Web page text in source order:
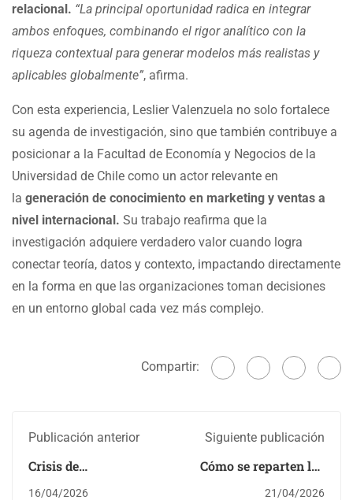
relacional. “La principal oportunidad radica en integrar
ambos enfoques, combinando el rigor analítico con la
riqueza contextual para generar modelos más realistas y
aplicables globalmente”, afirma.
Con esta experiencia, Leslier Valenzuela no solo fortalece
su agenda de investigación, sino que también contribuye a
posicionar a la Facultad de Economía y Negocios de la
Universidad de Chile como un actor relevante en
la generación de conocimiento en marketing y ventas a
nivel internacional. Su trabajo reafirma que la
investigación adquiere verdadero valor cuando logra
conectar teoría, datos y contexto, impactando directamente
en la forma en que las organizaciones toman decisiones
en un entorno global cada vez más complejo.
Compartir:
Publicación anterior
Crisis de
replicabilidad: solo la
16/04/2026
Siguiente publicación
Cómo se reparten los
escaños en Chile
21/04/2026